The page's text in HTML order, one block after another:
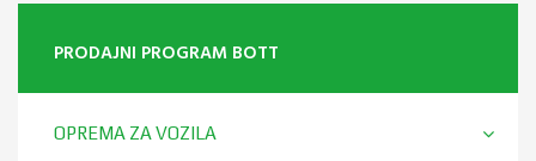
PRODAJNI PROGRAM BOTT
OPREMA ZA VOZILA